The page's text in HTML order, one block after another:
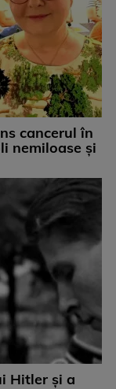
cancerul în
nemiloase şi
Hitler și a